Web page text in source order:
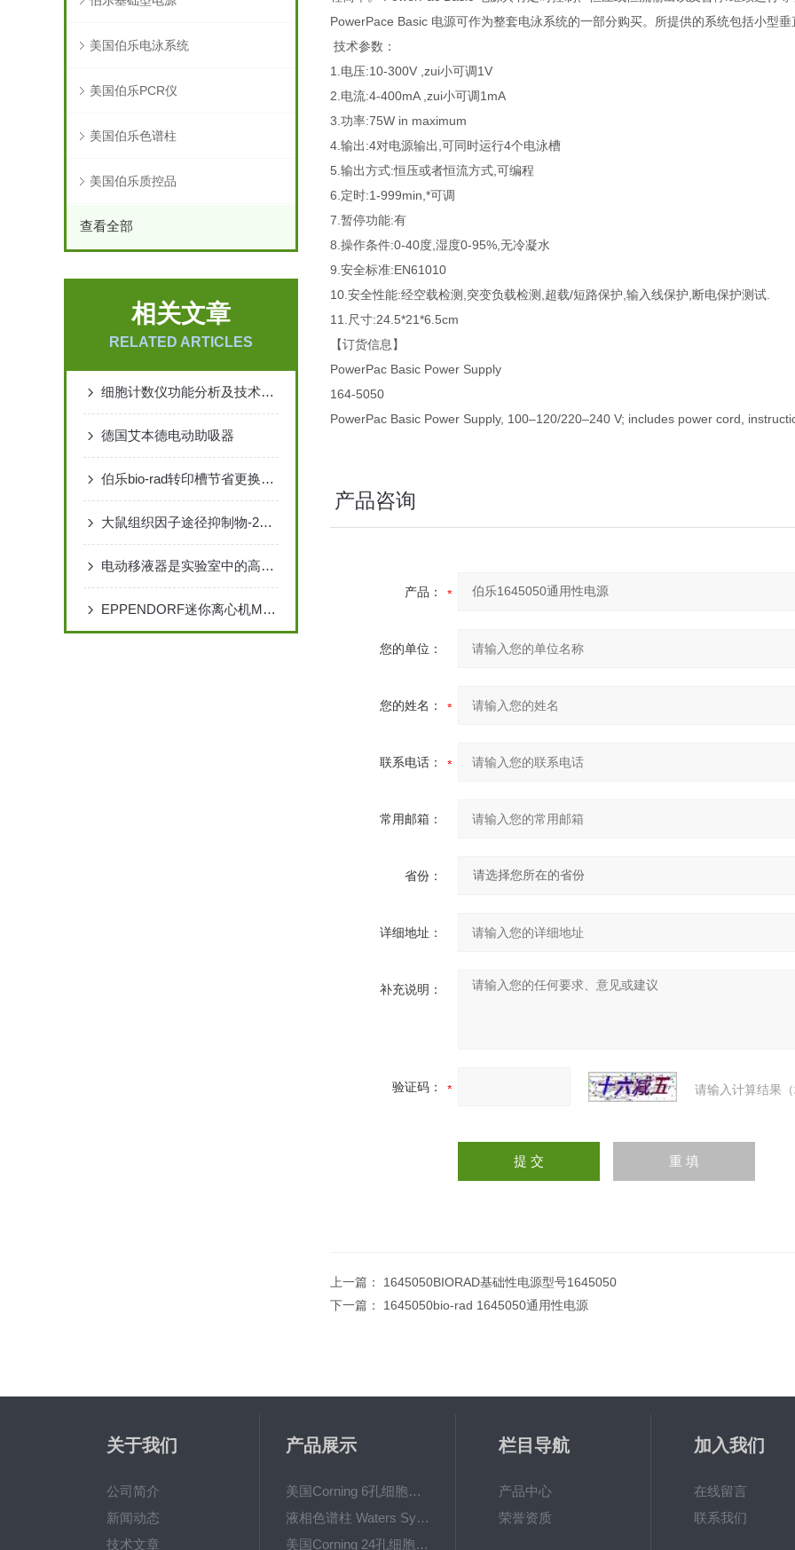
美国伯乐电泳系统
美国伯乐PCR仪
美国伯乐色谱柱
美国伯乐质控品
查看全部
相关文章
RELATED ARTICLES
细胞计数仪功能分析及技术特点
德国艾本德电动助吸器
伯乐bio-rad转印槽节省更换时间，提高工作效率
大鼠组织因子途径抑制物-2（TFPI-2） ELISA 检测试剂说明书
电动移液器是实验室中的高效利器
EPPENDORF迷你离心机MINISPIN
PowerPace Basic 电源可作为整套电泳系统的一部分购买。所提供的系统包括小型
技术参数：
1.电压:10-300V ,zui小可调1V
2.电流:4-400mA ,zui小可调1mA
3.功率:75W in maximum
4.输出:4对电源输出,可同时运行4个电泳槽
5.输出方式:恒压或者恒流方式,可编程
6.定时:1-999min,*可调
7.暂停功能:有
8.操作条件:0-40度,湿度0-95%,无冷凝水
9.安全标准:EN61010
10.安全性能:经空载检测,突变负载检测,超载/短路保护,输入线保护,断电保护测试.
11.尺寸:24.5*21*6.5cm
【订货信息】
PowerPac Basic Power Supply
164-5050
PowerPac Basic Power Supply, 100–120/220–240 V; includes power cord,
产品咨询
产品：
您的单位：
您的姓名：
联系电话：
常用邮箱：
省份：
详细地址：
补充说明：
验证码： 请输入计算结果
上一篇： 1645050BIORAD基础性电源型号1645050
下一篇： 1645050bio-rad 1645050通用性电源
关于我们
公司简介
新闻动态
技术文章
产品展示
美国Corning 6孔细胞培养板
液相色谱柱 Waters Symmetry C18 4.6×250mm,5μm
美国Corning 24孔细胞培养板
栏目导航
产品中心
荣誉资质
加入我们
在线留言
联系我们